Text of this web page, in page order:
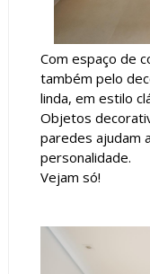
Com espaço de
também pelo
linda, em estilo
Objetos
paredes ajudam
personalidade.
Vejam só!